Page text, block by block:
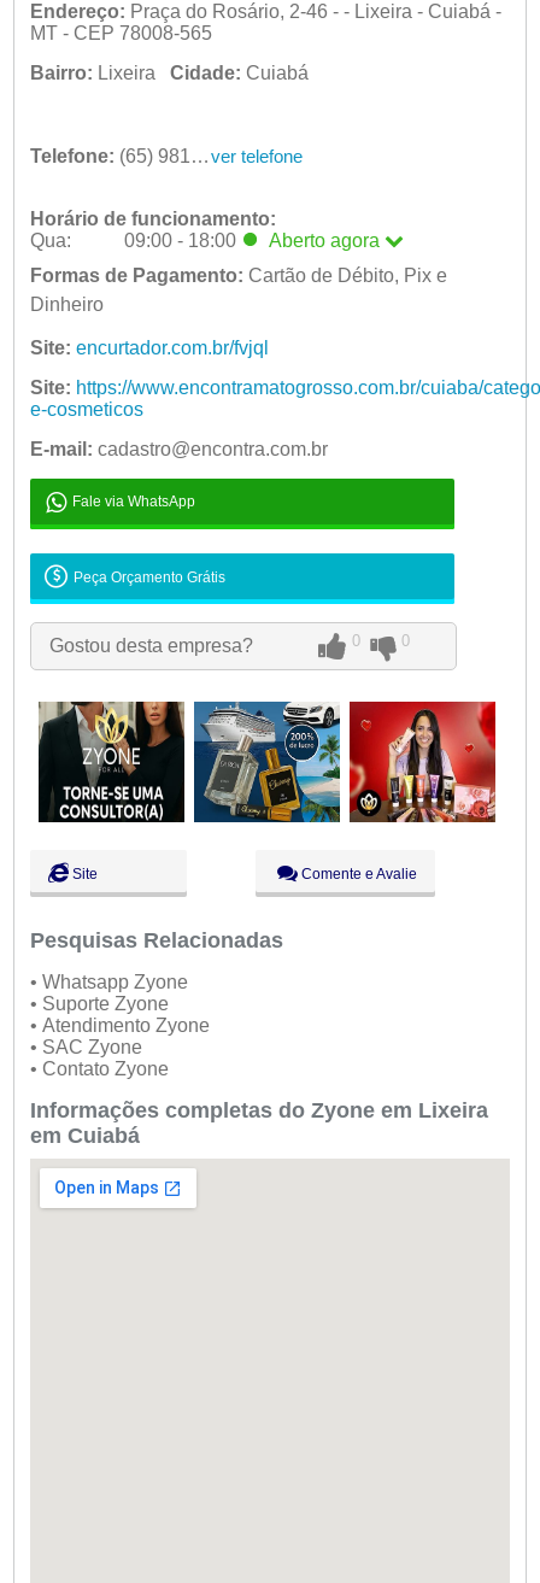
Endereço: Praça do Rosário, 2-46 - - Lixeira - Cuiabá -
MT - CEP 78008-565
Bairro: Lixeira Cidade: Cuiabá
Telefone: (65) 98133-4438 ver telefone
Horário de funcionamento:
Qua:
09:00 - 18:00 Aberto agora
Seg:
09:00 - 18:00
Ter:
Sex:
09:00 - 18:00
Sáb:
Fechado
Dom:
Fechado
Formas de Pagamento: Cartão de Débito, Pix e
Dinheiro
Site: encurtador.com.br/fvjql
Site: https://www.encontramatogrosso.com.br/cuiaba/
e-cosmeticos
E-mail: cadastro@encontra.com.br
Fale via WhatsApp
Peça Orçamento Grátis
Gostou desta empresa? 0 0
Site Comente e Avalie
Pesquisas Relacionadas
• Whatsapp Zyone
• Suporte Zyone
• Atendimento Zyone
• SAC Zyone
• Contato Zyone
Informações completas do Zyone em Lixeira
em Cuiabá